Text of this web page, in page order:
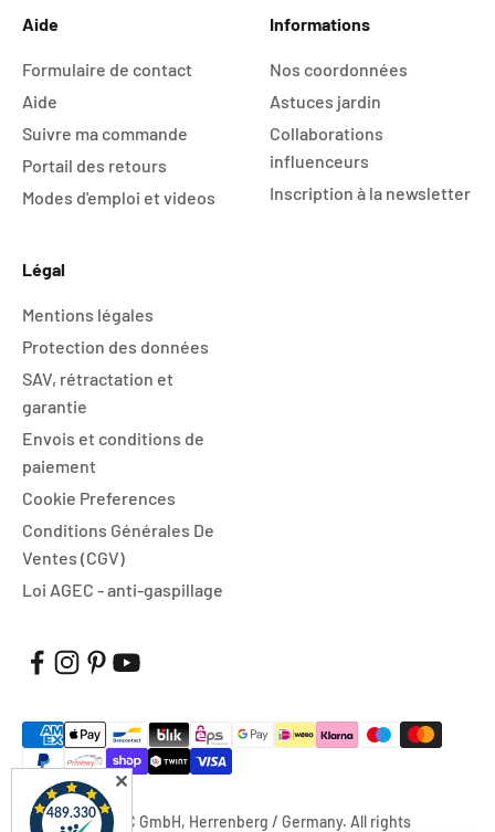
Aide
Formulaire de contact
Aide
Suivre ma commande
Portail des retours
Modes d'emploi et videos
Informations
Nos coordonnées
Astuces jardin
Collaborations
influenceurs
Inscription à la newsletter
Légal
Mentions légales
Protection des données
SAV, rétractation et
garantie
Envois et conditions de
paiement
Cookie Preferences
Conditions Générales De
Ventes (CGV)
Loi AGEC - anti-gaspillage
© 2026, FUXTEC GmbH, Herrenberg / Germany. All rights
✕